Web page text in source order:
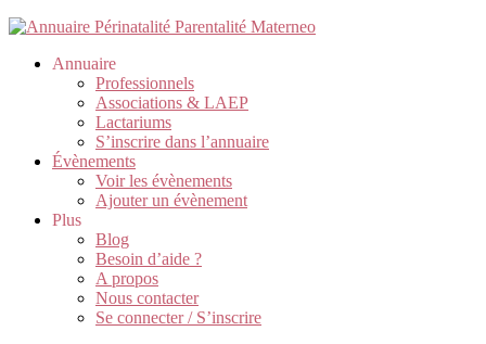
Annuaire
Professionnels
Associations & LAEP
Lactariums
S’inscrire dans l’annuaire
Évènements
Voir les évènements
Ajouter un évènement
Plus
Blog
Besoin d’aide ?
A propos
Nous contacter
Se connecter / S’inscrire